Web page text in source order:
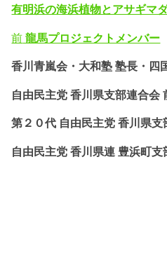
有明浜の海浜植物とアサギマ
前 龍馬プロジェクトメンバー
香川青嵐会・ 大和塾 塾長・四
自由民主党 香川県支部連合会
第２０代 自由民主党 香川県
自由民主党 香川県連 豊浜町支